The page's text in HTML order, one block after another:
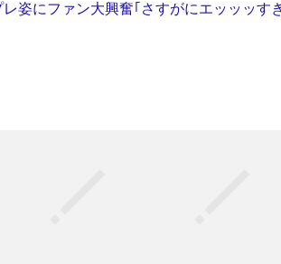
姿にファン大興奮｢さすがにエッッッす